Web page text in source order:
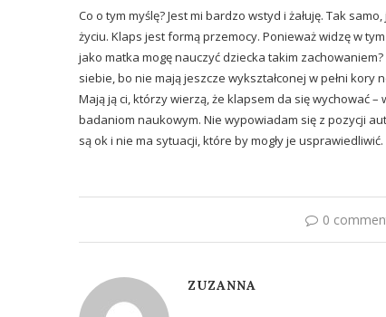
Co o tym myślę? Jest mi bardzo wstyd i żałuję. Tak
życiu. Klaps jest formą przemocy. Ponieważ widzę w
jako matka mogę nauczyć dziecka takim
siebie, bo nie mają jeszcze wykształconej w pełni kory
Mają ją ci, którzy wierzą, że klapsem da się wychować
badaniom naukowym. Nie wypowiadam się z pozycji
są ok i nie ma sytuacji, które by mogły je usprawiedliwić.
0
ZUZANNA